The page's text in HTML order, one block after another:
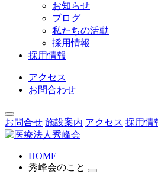
お知らせ
ブログ
私たちの活動
採用情報
採用情報
アクセス
お問合わせ
お問合せ 施設案内 アクセス 採用情
HOME
秀峰会のこと